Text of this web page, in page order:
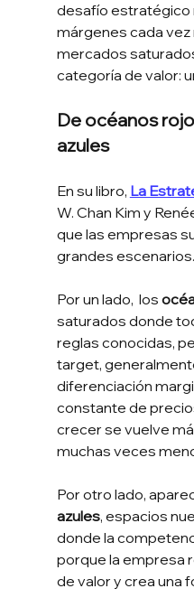
desafío estratégico
márgenes cada
mercados
categoría de valor:
De océanos
azules
En su libro, La
W. Chan Kim y
que las empresas
grandes escenarios.
Por un lado,  los
saturados donde
reglas conocidas,
target,
diferenciación
constante de
crecer se vuelve
muchas veces
Por otro lado,
azules, espacios
donde la
porque la empresa
de valor y crea una